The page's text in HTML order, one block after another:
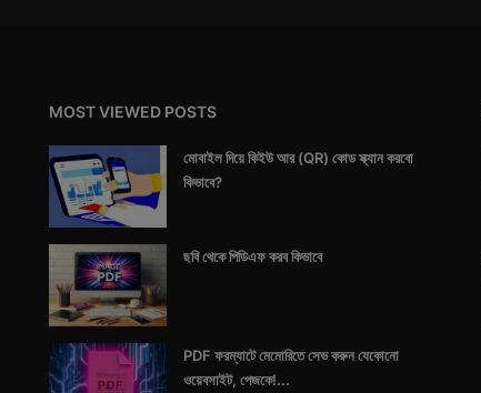
MOST VIEWED POSTS
মোবাইল দিয়ে কিইউ আর (QR) কোড স্ক্যান করবো
কিভাবে?
ছবি থেকে পিডিএফ করব কিভাবে
PDF ফরম্যাটে মেমোরিতে সেভ করুন যেকোনো
ওয়েবসাইট, পেজকে!...